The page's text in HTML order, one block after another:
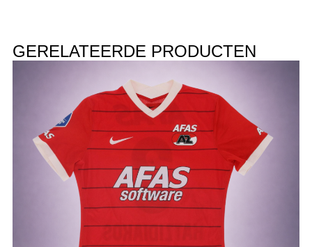
GERELATEERDE PRODUCTEN